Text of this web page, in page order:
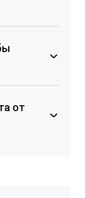
банка по
от